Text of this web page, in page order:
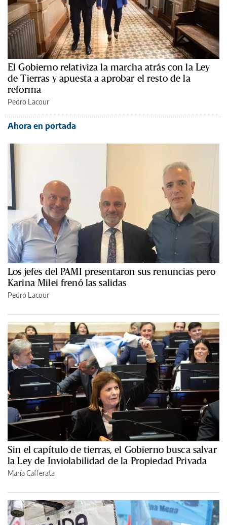
El Gobierno relativiza la marcha atrás con la Ley
de Tierras y apuesta a aprobar el resto de la
reforma
Pedro Lacour
Ahora en portada
Los jefes del PAMI presentaron sus renuncias pero
Karina Milei frenó las salidas
Pedro Lacour
Sin el capítulo de tierras, el Gobierno busca salvar
la Ley de Inviolabilidad de la Propiedad Privada
María Cafferata